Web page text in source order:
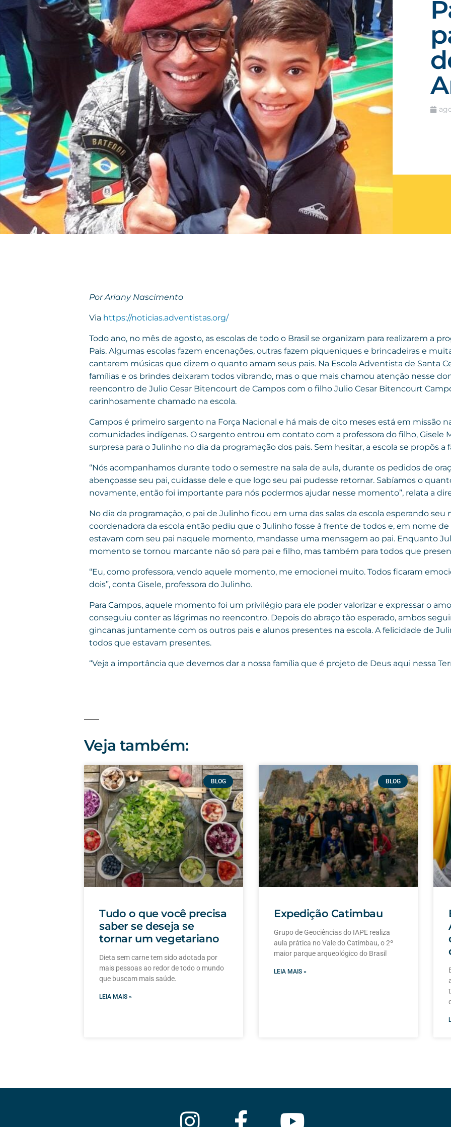
Por Ariany Nascimento
Via https://noticias.adventistas.org/
Todo ano, no mês de agosto, as escolas de todo o Brasil se organizam para realizarem a
Pais. Algumas escolas fazem encenações, outras fazem piqueniques e brincadeiras e
cantarem músicas que dizem o quanto amam seus pais. Na Escola Adventista de Santa
famílias e os brindes deixaram todos vibrando, mas o que mais chamou atenção nesse
reencontro de Julio Cesar Bitencourt de Campos com o filho Julio Cesar Bitencourt
carinhosamente chamado na escola.
Campos é primeiro sargento na Força Nacional e há mais de oito meses está em missão
comunidades indígenas. O sargento entrou em contato com a professora do filho, Gisele
surpresa para o Julinho no dia da programação dos pais. Sem hesitar, a escola se propôs
“Nós acompanhamos durante todo o semestre na sala de aula, durante os pedidos de
abençoasse seu pai, cuidasse dele e que logo seu pai pudesse retornar. Sabíamos o
novamente, então foi importante para nós podermos ajudar nesse momento”, relata a
No dia da programação, o pai de Julinho ficou em uma das salas da escola esperando
coordenadora da escola então pediu que o Julinho fosse à frente de todos e, em nome
estavam com seu pai naquele momento, mandasse uma mensagem ao pai. Enquanto
momento se tornou marcante não só para pai e filho, mas também para todos que
“Eu, como professora, vendo aquele momento, me emocionei muito. Todos ficaram
dois”, conta Gisele, professora do Julinho.
Para Campos, aquele momento foi um privilégio para ele poder valorizar e expressar o
conseguiu conter as lágrimas no reencontro. Depois do abraço tão esperado, ambos
gincanas juntamente com os outros pais e alunos presentes na escola. A felicidade de
todos que estavam presentes.
“Veja a importância que devemos dar a nossa família que é projeto de Deus aqui nessa
Veja também:
BLOG
Tudo o que você precisa
saber se deseja se
tornar um vegetariano
Dieta sem carne tem sido adotada por
mais pessoas ao redor de todo o mundo
que buscam mais saúde.
LEIA MAIS »
BLOG
Expedição Catimbau
Grupo de Geociências do IAPE realiza
aula prática no Vale do Catimbau, o 2º
maior parque arqueológico do Brasil
LEIA MAIS »